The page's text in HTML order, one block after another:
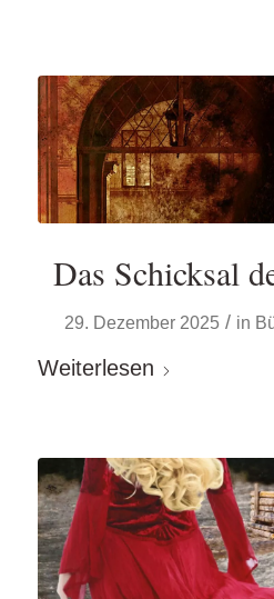
Das Schicksal
29. Dezember 2025 / in
Weiterlesen